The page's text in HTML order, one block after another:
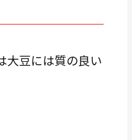
大豆には質の良い